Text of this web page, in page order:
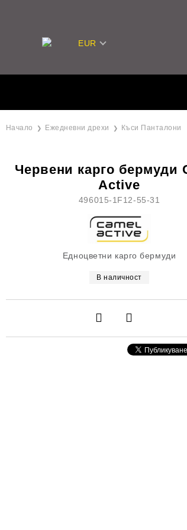
EUR
Начало Ежедневни дрехи Къси Панталони
Червени карго бермуди
Active
496015-1F12-55-31
Едноцветни карго бермуди
В наличност